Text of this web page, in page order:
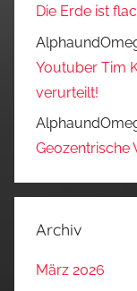
Die Erde ist
Youtuber Tim
verurteilt!
Geozentrische
Archiv
März 2026